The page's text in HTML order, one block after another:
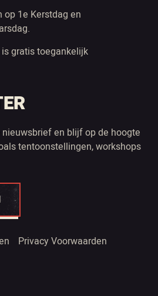
op 1e Kerstdag en
gratis toegankelijk
en blijf op de hoogte
tentoonstellingen, workshops
Privacy Voorwaarden